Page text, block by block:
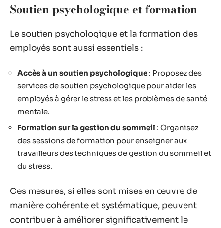
Soutien psychologique et formation
Le soutien psychologique et la formation des
employés sont aussi essentiels :
Accès à un soutien psychologique : Proposez des
services de soutien psychologique pour aider les
employés à gérer le stress et les problèmes de santé
mentale.
Formation sur la gestion du sommeil : Organisez
des sessions de formation pour enseigner aux
travailleurs des techniques de gestion du sommeil et
du stress.
Ces mesures, si elles sont mises en œuvre de
manière cohérente et systématique, peuvent
contribuer à améliorer significativement le